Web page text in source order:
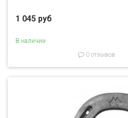
1 045 руб
В наличии
0 отзывов